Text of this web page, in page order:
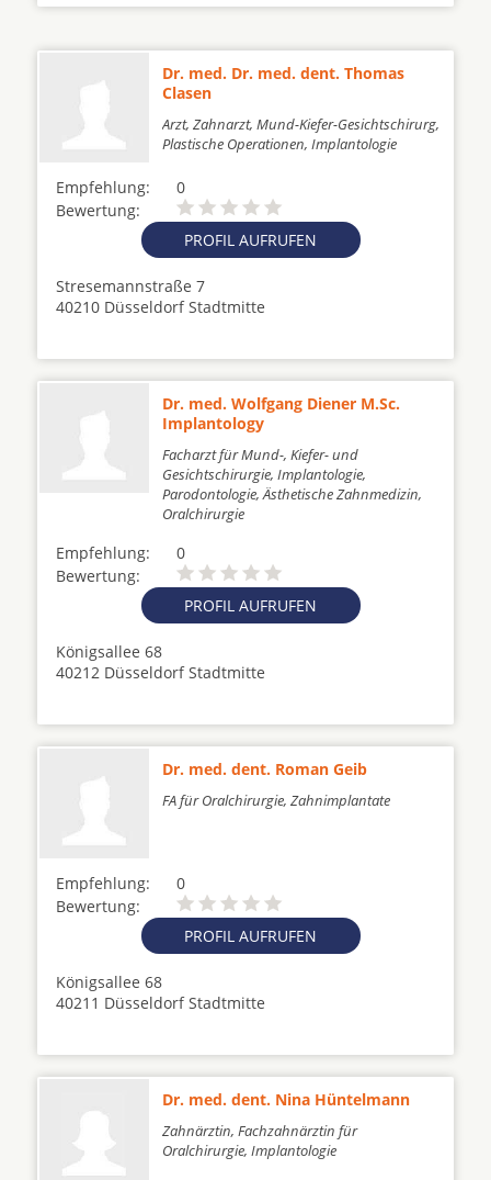
Dr. med. Dr. med. dent. Thomas
Clasen
Arzt, Zahnarzt, Mund-Kiefer-Gesichtschirurg,
Plastische Operationen, Implantologie
Empfehlung:
0
Bewertung:
PROFIL AUFRUFEN
Stresemannstraße 7
40210 Düsseldorf Stadtmitte
Dr. med. Wolfgang Diener M.Sc.
Implantology
Facharzt für Mund-, Kiefer- und
Gesichtschirurgie, Implantologie,
Parodontologie, Ästhetische Zahnmedizin,
Oralchirurgie
Empfehlung:
0
Bewertung:
PROFIL AUFRUFEN
Königsallee 68
40212 Düsseldorf Stadtmitte
Dr. med. dent. Roman Geib
FA für Oralchirurgie, Zahnimplantate
Empfehlung:
0
Bewertung:
PROFIL AUFRUFEN
Königsallee 68
40211 Düsseldorf Stadtmitte
Dr. med. dent. Nina Hüntelmann
Zahnärztin, Fachzahnärztin für
Oralchirurgie, Implantologie